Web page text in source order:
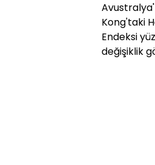
Kong'taki
Endeksi
değişiklik